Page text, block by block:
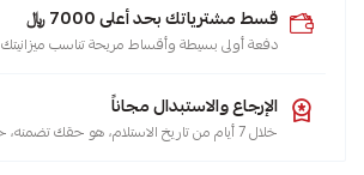
قسط مشترياتك بحد أعلى 7000 ﷼
دفعة أولى بسيطة وأقساط مريحة تناسب ميزانيتك
الإرجاع والاستبدال مجاناً
خلال 7 أيام من تاريخ الاستلام، هو حقك تضمنه، حسب سياسة الاسترجاع